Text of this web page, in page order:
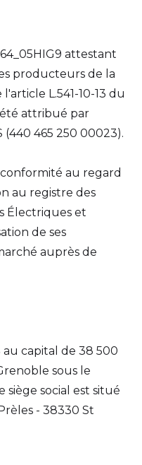
attestant
producteurs de la
L.541-10-13 du
attribué par
(440 465 250 00023).
au regard
au registre des
Électriques et
de ses
auprès de
au capital de 38 500
sous le
siège social est situé
- 38330 St